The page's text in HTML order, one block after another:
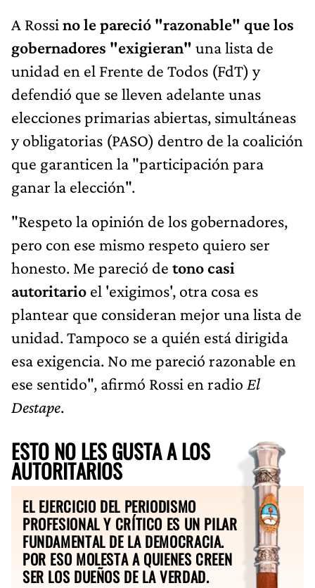
A Rossi no le pareció "razonable" que los
gobernadores "exigieran" una lista de
unidad en el Frente de Todos (FdT) y
defendió que se lleven adelante unas
elecciones primarias abiertas, simultáneas
y obligatorias (PASO) dentro de la coalición
que garanticen la "participación para
ganar la elección".
"Respeto la opinión de los gobernadores,
pero con ese mismo respeto quiero ser
honesto. Me pareció de tono casi
autoritario el 'exigimos', otra cosa es
plantear que consideran mejor una lista de
unidad. Tampoco se a quién está dirigida
esa exigencia. No me pareció razonable en
ese sentido", afirmó Rossi en radio El
Destape.
ESTO NO LES GUSTA A LOS
AUTORITARIOS
EL EJERCICIO DEL PERIODISMO
PROFESIONAL Y CRÍTICO ES UN PILAR
FUNDAMENTAL DE LA DEMOCRACIA.
POR ESO MOLESTA A QUIENES CREEN
SER LOS DUEÑOS DE LA VERDAD.